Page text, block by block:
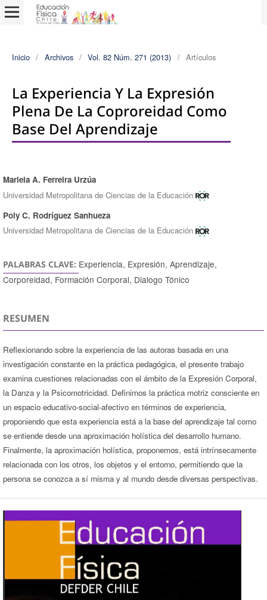
Inicio / Archivos / Vol. 82 Núm. 271 (2013) / Artículos
La Experiencia Y La Expresión
Plena De La Coproreidad Como
Base Del Aprendizaje
Autores/as
Mariela A. Ferreira Urzúa
Universidad Metropolitana de Ciencias de la Educación
Poly C. Rodríguez Sanhueza
Universidad Metropolitana de Ciencias de la Educación
PALABRAS CLAVE: Experiencia, Expresión, Aprendizaje,
Corporeidad, Formación Corporal, Dialogo Tónico
RESUMEN
Reflexionando sobre la experiencia de las autoras basada en una
investigación constante en la práctica pedagógica, el presente trabajo
examina cuestiones relacionadas con el ámbito de la Expresión Corporal,
la Danza y la Psicomotricidad. Definimos la práctica motriz consciente en
un espacio educativo-social-afectivo en términos de experiencia,
proponiendo que esta experiencia está a la base del aprendizaje tal como
se entiende desde una aproximación holística del desarrollo humano.
Finalmente, la aproximación holística, proponemos, está intrínsecamente
relacionada con los otros, los objetos y el entorno, permitiendo que la
persona se conozca a sí misma y al mundo desde diversas perspectivas.